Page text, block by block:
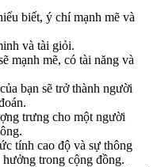
biết, ý chí mạnh mẽ và
và tài giỏi.
mạnh mẽ, có tài năng và
bạn sẽ trở thành người
trưng cho một người
tính cao độ và sự thông
trong cộng đồng.